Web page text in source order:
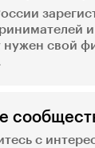
нужен свой
с